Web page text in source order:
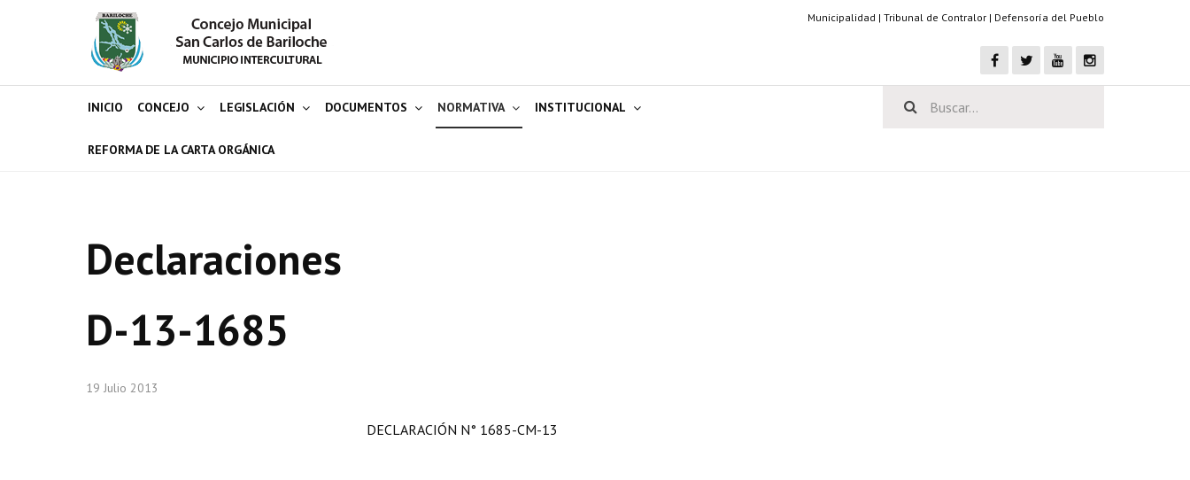
Municipalidad | Tribunal de Contralor | Defensoría del Pueblo
INICIO CONCEJO LEGISLACIÓN DOCUMENTOS NORMATIVA INSTITUCIONAL
REFORMA DE LA CARTA ORGÁNICA
Declaraciones
D-13-1685
19 Julio 2013
DECLARACIÓN N° 1685-CM-13